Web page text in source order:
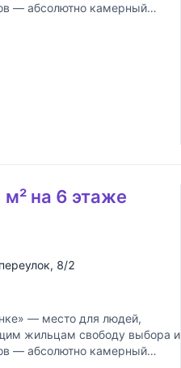
— абсолютно камерный
на 6 этаже
, 8/2
— место для людей,
жильцам свободу выбора и
— абсолютно камерный